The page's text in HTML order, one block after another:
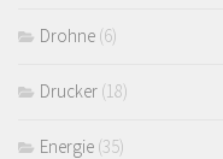
Drohne (6)
Drucker (18)
Energie (35)